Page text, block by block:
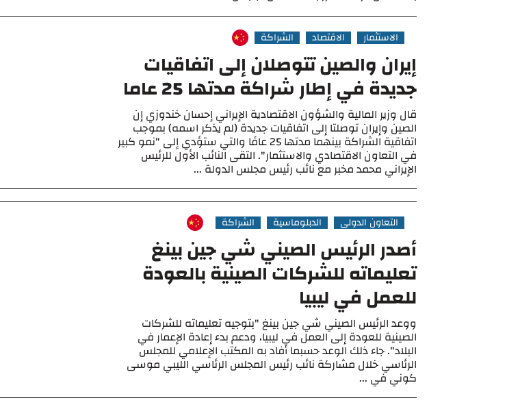
الاستثمار الاقتصاد الشراكة
إيران والصين تتوصلان إلى اتفاقيات
جديدة في إطار شراكة مدتها 25 عاما
قال وزير المالية والشؤون الاقتصادية الإيراني إحسان خندوزي إن
الصين وإيران توصلتا إلى اتفاقيات جديدة (لم يذكر اسمه) بموجب
اتفاقية الشراكة بينهما مدتها 25 عامًا والتي ستؤدي إلى "نمو كبير
في التعاون الاقتصادي والاستثمار". التقى النائب الأول للرئيس
الإيراني محمد مخبر مع نائب رئيس مجلس الدولة ...
التعاون الدولي الدبلوماسية الشراكة
أصدر الرئيس الصيني شي جين بينغ
تعليماته للشركات الصينية بالعودة
للعمل في ليبيا
ووعد الرئيس الصيني شي جين بينغ "بتوجيه تعليماته للشركات
الصينية للعودة إلى العمل في ليبيا، ودعم بدء إعادة الإعمار في
البلاد". جاء ذلك الوعد حسبما أفاد به المكتب الإعلامي للمجلس
الرئاسي خلال مشاركة نائب رئيس المجلس الرئاسي الليبي موسى
كوني في ...